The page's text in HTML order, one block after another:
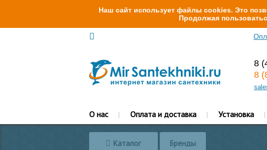
Наш сайт использует файлы cookies. Это
Продолжая
8
8
О нас Оплата и доставка Установка
Каталог Бренды